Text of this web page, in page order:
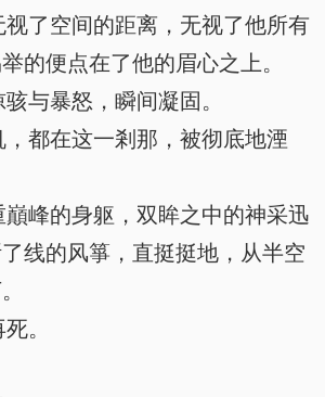
了空间的距离，无视了他所有
的便点在了他的眉心之上。
与暴怒，瞬间凝固。
都在这一剎那，被彻底地湮
峰的身躯，双眸之中的神采迅
线的风箏，直挺挺地，从半空
。